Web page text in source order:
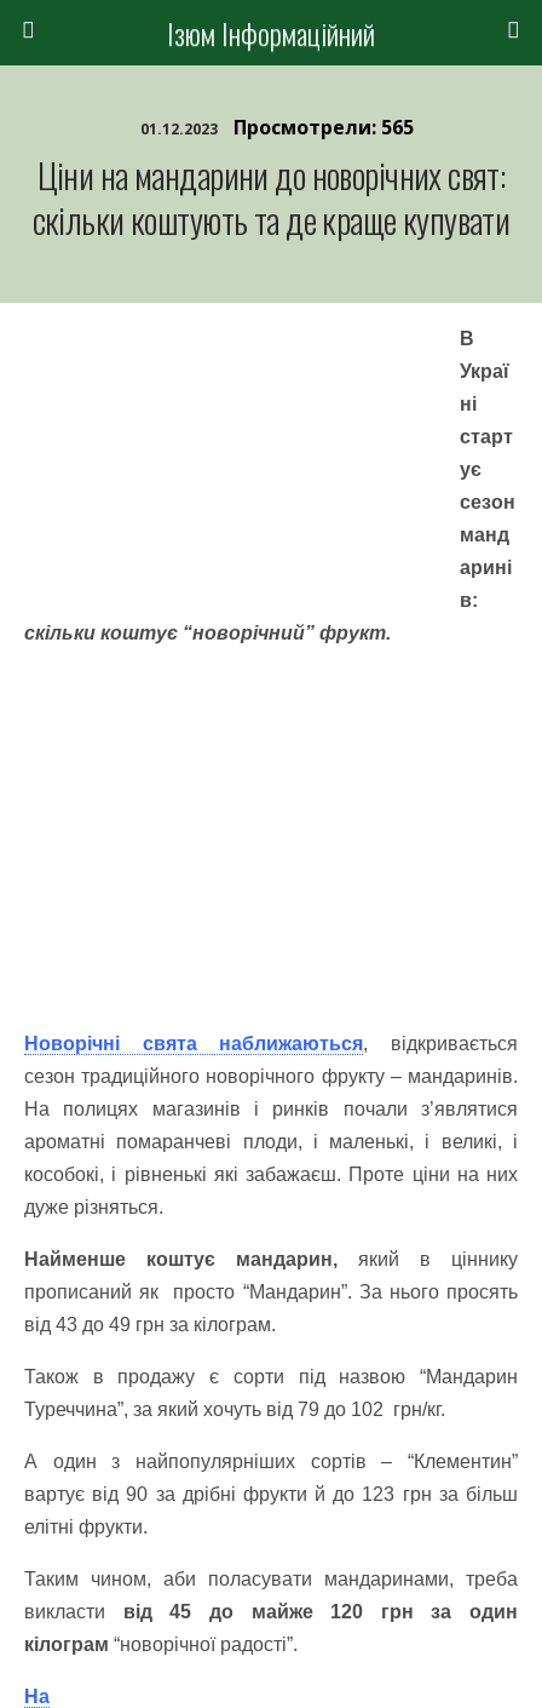
Ізюм Інформаційний
01.12.2023 Просмотрели: 565
Ціни на мандарини до новорічних свят:
скільки коштують та де краще купувати
В
Украї
ні
старт
ує
сезон
манд
арині
в:
скільки коштує “новорічний” фрукт.
Новорічні свята наближаються, відкривається
сезон традиційного новорічного фрукту – мандаринів.
На полицях магазинів і ринків почали з’являтися
ароматні помаранчеві плоди, і маленькі, і великі, і
кособокі, і рівненькі які забажаєш. Проте ціни на них
дуже різняться.
Найменше коштує мандарин, який в ціннику
прописаний як просто “Мандарин”. За нього просять
від 43 до 49 грн за кілограм.
Також в продажу є сорти під назвою “Мандарин
Туреччина”, за який хочуть від 79 до 102 грн/кг.
А один з найпопулярніших сортів – “Клементин”
вартує від 90 за дрібні фрукти й до 123 грн за більш
елітні фрукти.
Таким чином, аби поласувати мандаринами, треба
викласти від 45 до майже 120 грн за один
кілограм “новорічної радості”.
На